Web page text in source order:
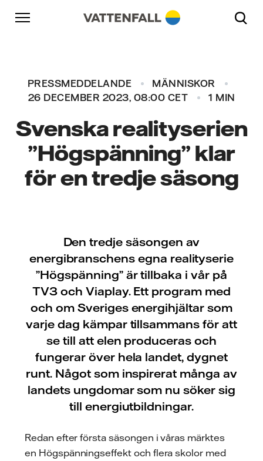
Skip to content
Gå till huvudnavigeringen
Gå till sidfoten
PRESSMEDDELANDE
MÄNNISKOR
26 DECEMBER 2023, 08:00 CET
1 MIN
Svenska realityserien
”Högspänning” klar
för en tredje säsong
Den tredje säsongen av
energibranschens egna realityserie
”Högspänning” är tillbaka i vår på̊
TV3 och Viaplay. Ett program med
och om Sveriges energihjältar som
varje dag kämpar tillsammans för att
se till att elen produceras och
fungerar över hela landet, dygnet
runt. Något som inspirerat många av
landets ungdomar som nu söker sig
till energiutbildningar.
Redan efter första säsongen i våras märktes
en Högspänningseffekt och flera skolor med
Gå till huvudnavigeringen